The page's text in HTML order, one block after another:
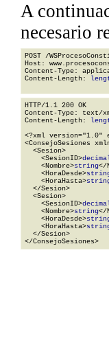
A
necesario
POST /
Host:
Content-Type:
Content-Length:
HTTP/1.1 200 OK
Content-Type: text/
Content-Length:
<?xml version="1.0"
<ConsejoSesiones
  <Sesion>
    <SesionID>
    <Nombre>
string</
    <HoraDesde>
    <HoraHasta>
  </Sesion>
  <Sesion>
    <SesionID>
    <Nombre>
string</
    <HoraDesde>
    <HoraHasta>
  </Sesion>
</ConsejoSesiones>